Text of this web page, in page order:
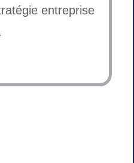
entreprise